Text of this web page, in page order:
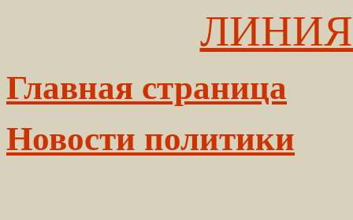
Главная страница
Новости политики